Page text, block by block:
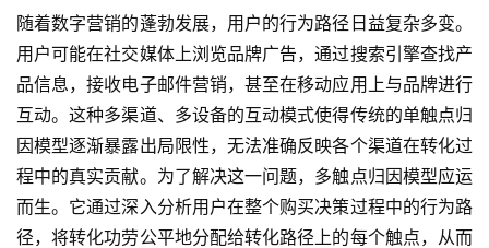
随着数字营销的蓬勃发展，用户的行为路径日益复杂多变。
用户可能在社交媒体上浏览品牌广告，通过搜索引擎查找产
品信息，接收电子邮件营销，甚至在移动应用上与品牌进行
互动。这种多渠道、多设备的互动模式使得传统的单触点归
因模型逐渐暴露出局限性，无法准确反映各个渠道在转化过
程中的真实贡献。为了解决这一问题，多触点归因模型应运
而生。它通过深入分析用户在整个购买决策过程中的行为路
径，将转化功劳公平地分配给转化路径上的每个触点，从而